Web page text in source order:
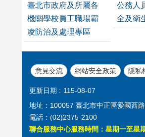
臺北市政府及所屬各
機關學校員工職場霸
凌防治及處理專區
公務人
全及衛
意見交流 網站安全政策 隱私
更新日期
115-08-07
地址：100057 臺北市中正區愛國西
電話：(02)2375-2100
聯合服務中心服務時間：星期一至星